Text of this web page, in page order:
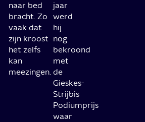
naar bed
bracht. Zo
vaak dat
zijn kroost
het zelfs
kan
meezingen.
jaar
werd
hij
nog
bekroond
met
de
Gieskes-
Strijbis
Podiumprijs
waar